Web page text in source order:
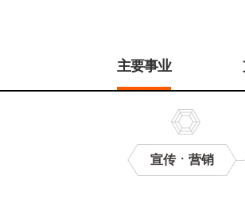
메
主要事业
宣传ㆍ营销